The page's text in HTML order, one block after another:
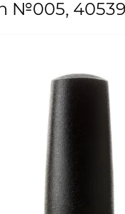
№005,